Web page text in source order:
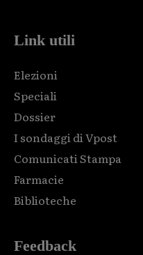
Link utili
Elezioni
Speciali
Dossier
I sondaggi di Vpost
Comunicati Stampa
Farmacie
Biblioteche
Feedback